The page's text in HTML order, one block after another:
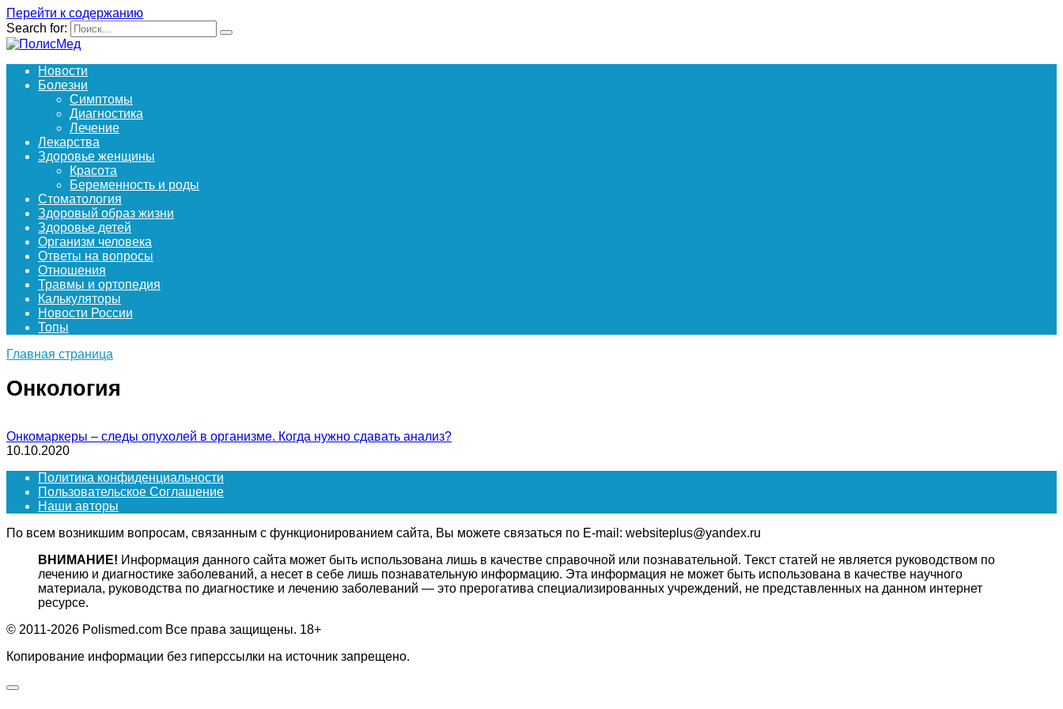
Перейти к содержанию
Search for:
Новости
Болезни
Симптомы
Диагностика
Лечение
Лекарства
Здоровье женщины
Красота
Беременность и роды
Стоматология
Здоровый образ жизни
Здоровье детей
Организм человека
Ответы на вопросы
Отношения
Травмы и ортопедия
Калькуляторы
Новости России
Топы
Главная страница
Онкология
Онкомаркеры – следы опухолей в организме. Когда нужно сдавать анализ?
10.10.2020
Политика конфиденциальности
Пользовательское Соглашение
Наши авторы
По всем возникшим вопросам, связанным с функционированием сайта, Вы можете связаться по E-mail: websiteplus@yandex.ru
ВНИМАНИЕ! Информация данного сайта может быть использована лишь в качестве справочной или познавательной. Текст статей не является руководством по
лечению и диагностике заболеваний, а несет в себе лишь познавательную информацию. Эта информация не может быть использована в качестве научного
материала, руководства по диагностике и лечению заболеваний — это прерогатива специализированных учреждений, не представленных на данном интернет
ресурсе.
© 2011-2026 Polismed.com Все права защищены. 18+
Копирование информации без гиперссылки на источник запрещено.